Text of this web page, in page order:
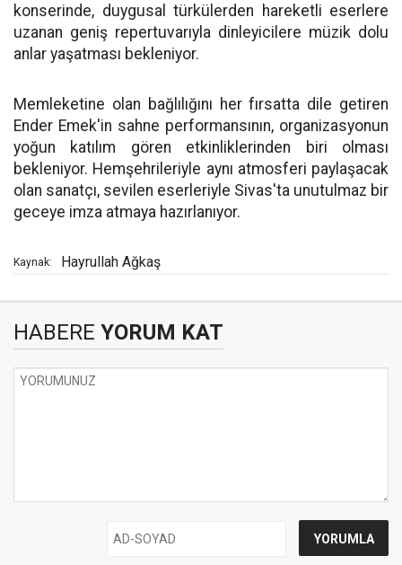
konserinde, duygusal türkülerden hareketli eserlere
uzanan geniş repertuvarıyla dinleyicilere müzik dolu
anlar yaşatması bekleniyor.
Memleketine olan bağlılığını her fırsatta dile getiren
Ender Emek'in sahne performansının, organizasyonun
yoğun katılım gören etkinliklerinden biri olması
bekleniyor. Hemşehrileriyle aynı atmosferi paylaşacak
olan sanatçı, sevilen eserleriyle Sivas'ta unutulmaz bir
geceye imza atmaya hazırlanıyor.
Kaynak: Hayrullah Ağkaş
HABERE YORUM KAT